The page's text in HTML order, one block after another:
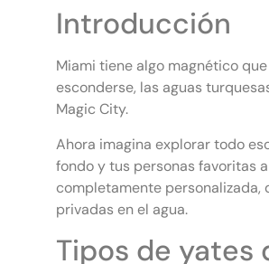
Introducción
Miami tiene algo magnético
esconderse, las aguas
Magic City.
Ahora imagina explorar todo
fondo y tus personas favoritas
completamente personalizada,
privadas en el agua.
Tipos de yates